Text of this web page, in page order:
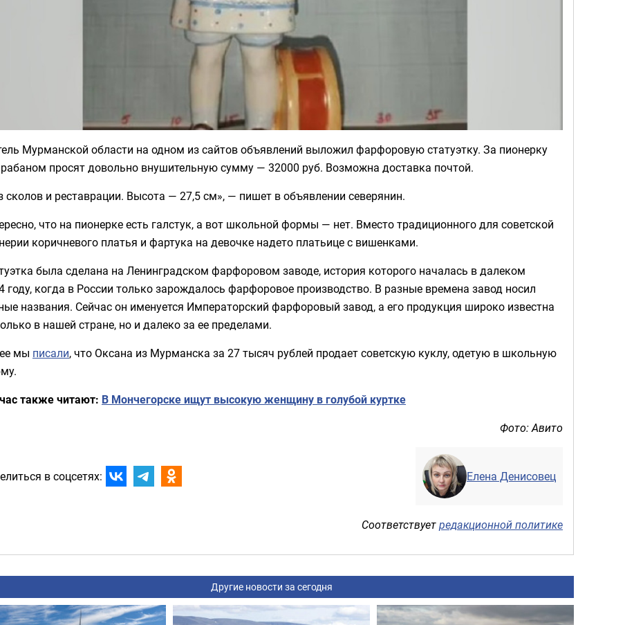
Мурманской области на одном из сайтов объявлений выложил фарфоровую статуэтку. За пионерку
просят довольно внушительную сумму — 32000 руб. Возможна доставка почтой.
сколов и реставрации. Высота — 27,5 см», — пишет в объявлении северянин.
что на пионерке есть галстук, а вот школьной формы — нет. Вместо традиционного для советской
коричневого платья и фартука на девочке надето платьице с вишенками.
была сделана на Ленинградском фарфоровом заводе, история которого началась в далеком
году, когда в России только зарождалось фарфоровое производство. В разные времена завод носил
названия. Сейчас он именуется Императорский фарфоровый завод, а его продукция широко известна
в нашей стране, но и далеко за ее пределами.
мы писали, что Оксана из Мурманска за 27 тысяч рублей продает советскую куклу, одетую в школьную
также читают: В Мончегорске ищут высокую женщину в голубой куртке
Фото: Авито
в соцсетях: Елена Денисовец
Соответствуетредакционной политике
Другие новости за сегодня